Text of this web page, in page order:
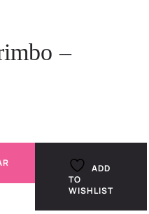
–
ADD
TO
WISHLIST